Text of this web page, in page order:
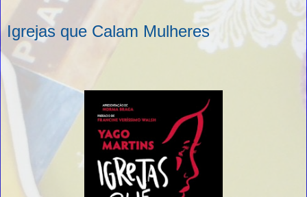
Igrejas que Calam Mulheres